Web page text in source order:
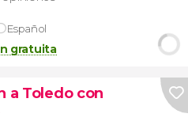
Español
gratuita
a Toledo con